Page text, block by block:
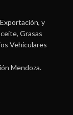
y
Grasas
Vehiculares
Mendoza.